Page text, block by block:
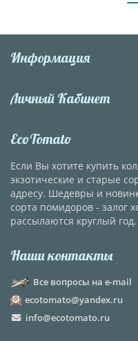
Информация
Личный Кабинет
EcoTomato
Если Вы хотите купить
экзотические и старые
адресу. Шедевры и
сорта помидоров - залог
рассылаются круглый год.
Наши контакты
Все вопросы на e-mail
ecotomato@yandex.ru
info@ecotomato.ru